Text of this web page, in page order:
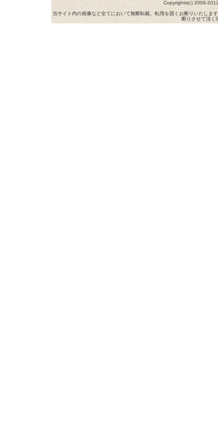
Copyrights(c) 2009-
当サイト内の画像など全てにおいて無断転載、転用を固くお断りいたしま
断りさせて頂く